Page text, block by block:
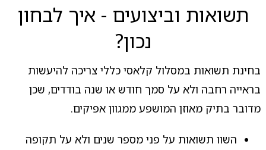
תשואות וביצועים - איך לבחון
נכון?
בחינת תשואות במסלול קלאסי כללי צריכה להיעשות
בראייה רחבה ולא על סמך חודש או שנה בודדים, שכן
מדובר בתיק מאוזן המושפע ממגוון אפיקים.
השוו תשואות על פני מספר שנים ולא על תקופה